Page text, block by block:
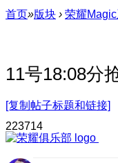
首页»版块 › 荣耀
11号18:08分
[复制帖子标题和链接]
223714